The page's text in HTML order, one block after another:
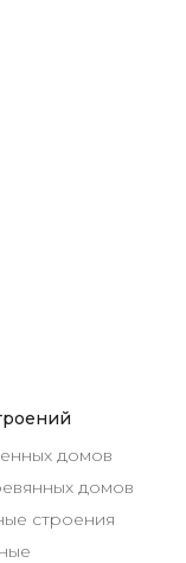
домов
домов
строения